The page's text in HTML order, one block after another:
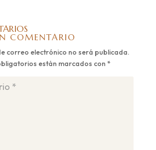
COMENTARIO
correo electrónico no será publicada.
están marcados con *